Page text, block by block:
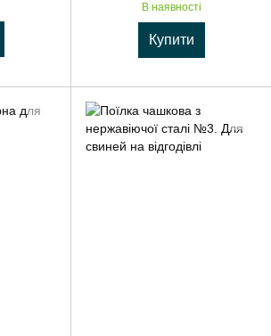
В наявності
Купити